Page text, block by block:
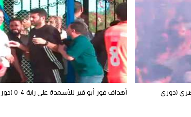
(دوري
أهداف فوز أبو قير للأسمدة على راية 4-0 (دوري المحترفين)